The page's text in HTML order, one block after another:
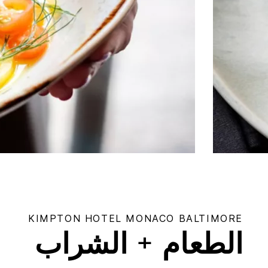
KIMPTON HOTEL MONACO BALTIMORE
الطعام + الشراب